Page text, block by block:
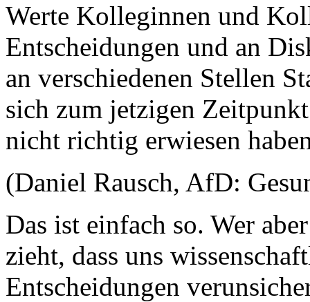
Werte Kolleginnen und
Entscheidungen und an
an verschiedenen Stellen
sich zum jetzigen
nicht richtig erwiesen
(Daniel Rausch, AfD:
Das ist einfach so. Wer
zieht, dass uns
Entscheidungen